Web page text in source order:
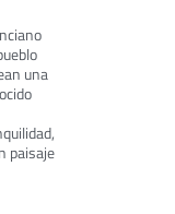
una
paisaje